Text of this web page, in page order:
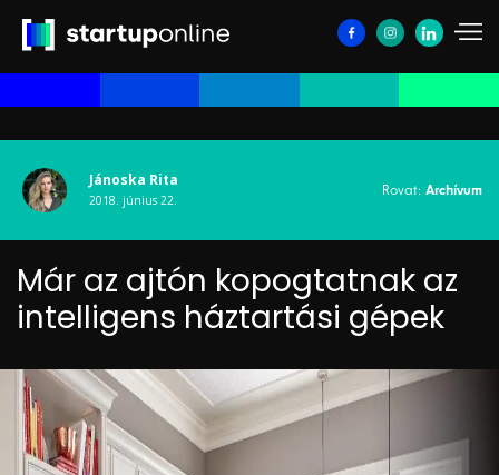
Jánoska Rita
2018. június 22.
Rovat: Archívum
Már az ajtón kopogtatnak az
intelligens háztartási gépek